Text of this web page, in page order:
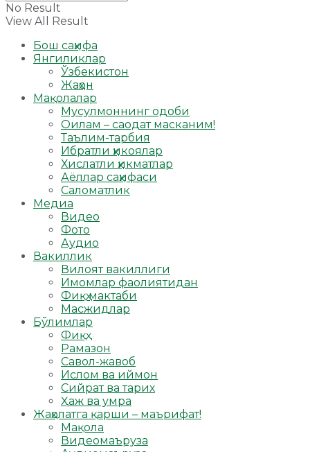
No Result
View All Result
Бош саҳифа
Янгиликлар
Ўзбекистон
Жаҳон
Мақолалар
Мусулмоннинг одоби
Оилам – саодат масканим!
Таълим-тарбия
Ибратли ҳикоялар
Хислатли ҳикматлар
Аёллар саҳифаси
Саломатлик
Медиа
Видео
Фото
Аудио
Вакиллик
Вилоят вакиллиги
Имомлар фаолиятидан
Фиқҳ мактаби
Масжидлар
Бўлимлар
Фиқҳ
Рамазон
Савол-жавоб
Ислом ва иймон
Сийрат ва тарих
Ҳаж ва умра
Жаҳолатга қарши – маърифат!
Мақола
Видеомаъруза